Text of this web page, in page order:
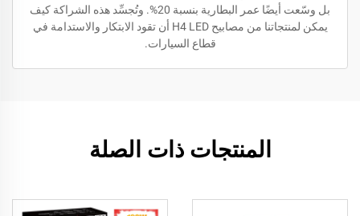
بل وسّعت أيضًا عمر البطارية بنسبة 20%. وتُجسِّد هذه الشراكة كيف
يمكن لمنتجاتنا من مصابيح H4 LED أن تقود الابتكار والاستدامة في
قطاع السيارات.
المنتجات ذات الصلة